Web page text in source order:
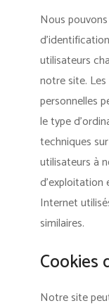
Nous
utilisateurs
notre site.
personnelles
le type
techniques
utilisateurs à
d’exploitation
Internet
similaires.
Cookies
Notre site